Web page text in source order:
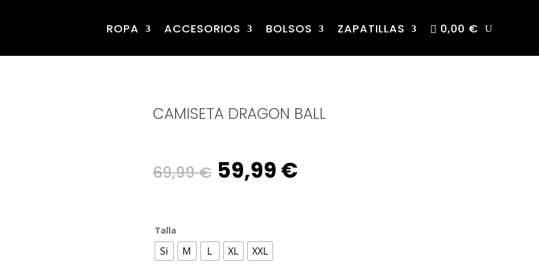
ROPA ACCESORIOS BOLSOS ZAPATILLAS 0,00 €
CAMISETA DRAGON BALL
69,99€ Original
was:
59,99 €Current
Talla
Si M L XL XXL